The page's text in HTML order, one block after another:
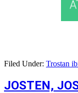
Filed Under: Trostan
JOSTEN,